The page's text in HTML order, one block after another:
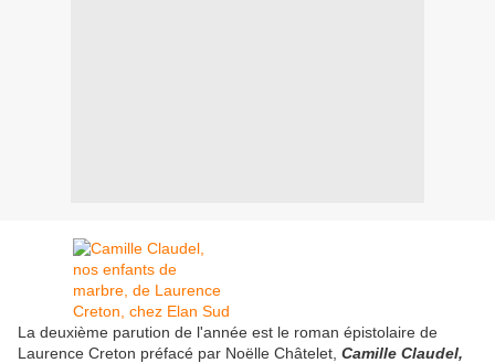
La deuxième parution de l'année est le roman épistolaire de
Laurence Creton préfacé par Noëlle Châtelet, Camille Claudel,